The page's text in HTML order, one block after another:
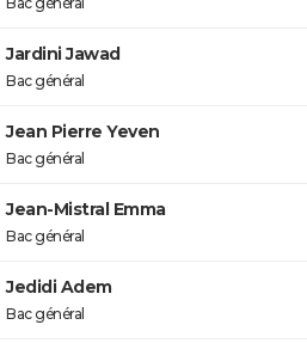
Jardini Jawad
Bac général
Jean Pierre Yeven
Bac général
Jean-Mistral Emma
Bac général
Jedidi Adem
Bac général